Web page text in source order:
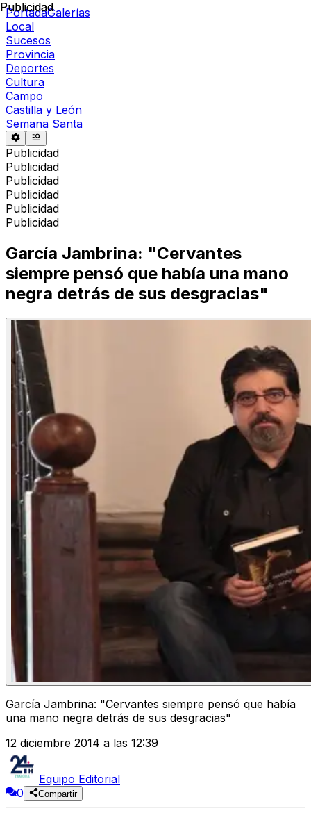
PortadaGalerías
Local
Sucesos
Provincia
Deportes
Cultura
Campo
Castilla y León
Semana Santa
Publicidad
Publicidad
Publicidad
Publicidad
Publicidad
Publicidad
Publicidad
García Jambrina: "Cervantes
siempre pensó que había una mano
negra detrás de sus desgracias"
García Jambrina: "Cervantes siempre pensó que había
una mano negra detrás de sus desgracias"
12 diciembre 2014 a las 12:39
Equipo Editorial
0
Compartir
Publicidad